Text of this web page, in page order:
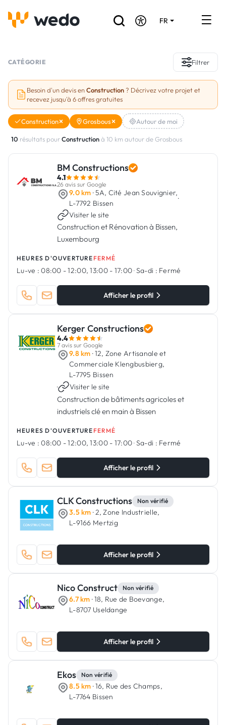
FR
Réalisations
Aides et subventions
Vous êtes un Artisan ?
Connexion
CATÉGORIE Filtrer
Besoin d'un devis enConstruction ? Décrivez votre projet et
recevez jusqu'à 6 offres gratuites
Construction Grosbous Autour de moi
10 résultats pourConstructionà 10 km autour de Grosbous
BM Constructions
4.1
26 avis sur Google
9.0 km · 5A, Cité Jean Souvignier,
L-7792 Bissen
·
Visiter le site
Construction et Rénovation à Bissen,
Luxembourg
HEURES D'OUVERTURE FERMÉ
Lu-ve : 08:00 - 12:00, 13:00 - 17:00·Sa-di : Fermé
Afficher le profil
Kerger Constructions
4.4
7 avis sur Google
9.8 km · 12, Zone Artisanale et
Commerciale Klengbusbierg,
L-7795 Bissen
·
Visiter le site
Construction de bâtiments agricoles et
industriels clé en main à Bissen
HEURES D'OUVERTURE FERMÉ
Lu-ve : 08:00 - 12:00, 13:00 - 17:00·Sa-di : Fermé
Afficher le profil
CLK Constructions Non vérifié
3.5 km · 2, Zone Industrielle,
L-9166 Mertzig
Afficher le profil
Nico Construct Non vérifié
6.7 km · 18, Rue de Boevange,
L-8707 Useldange
Afficher le profil
Ekos Non vérifié
8.5 km · 16, Rue des Champs,
L-7764 Bissen